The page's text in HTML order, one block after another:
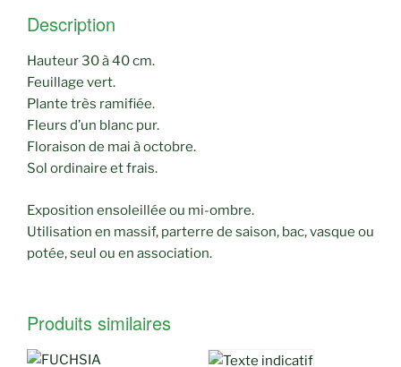
Description
Hauteur 30 à 40 cm.
Feuillage vert.
Plante très ramifiée.
Fleurs d’un blanc pur.
Floraison de mai à octobre.
Sol ordinaire et frais.
Exposition ensoleillée ou mi-ombre.
Utilisation en massif, parterre de saison, bac, vasque ou
potée, seul ou en association.
Produits similaires